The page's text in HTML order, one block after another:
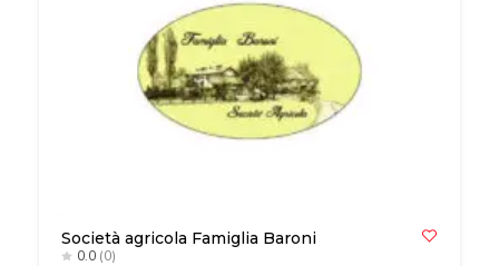
Società agricola Famiglia Baroni
0.0 (0)